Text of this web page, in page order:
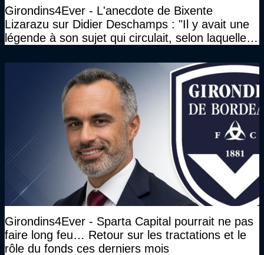
Girondins4Ever - L'anecdote de Bixente
Lizarazu sur Didier Deschamps : "Il y avait une
légende à son sujet qui circulait, selon laquelle il
Girondins4Ever - Sparta Capital pourrait ne pas
faire long feu… Retour sur les tractations et le
rôle du fonds ces derniers mois